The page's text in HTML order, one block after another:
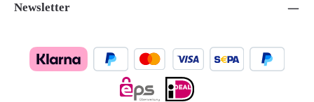
Newsletter